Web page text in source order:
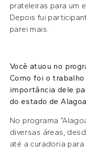
prateleiras para um
Depois fui
parei mais.
Você atuou no
Como foi o trabalho
importância dele
do estado de
No programa
diversas áreas,
até a curadoria